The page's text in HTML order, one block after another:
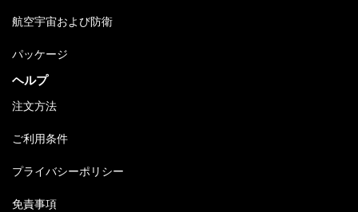
航空宇宙および防衛
パッケージ
ヘルプ
注文方法
ご利用条件
プライバシーポリシー
免責事項